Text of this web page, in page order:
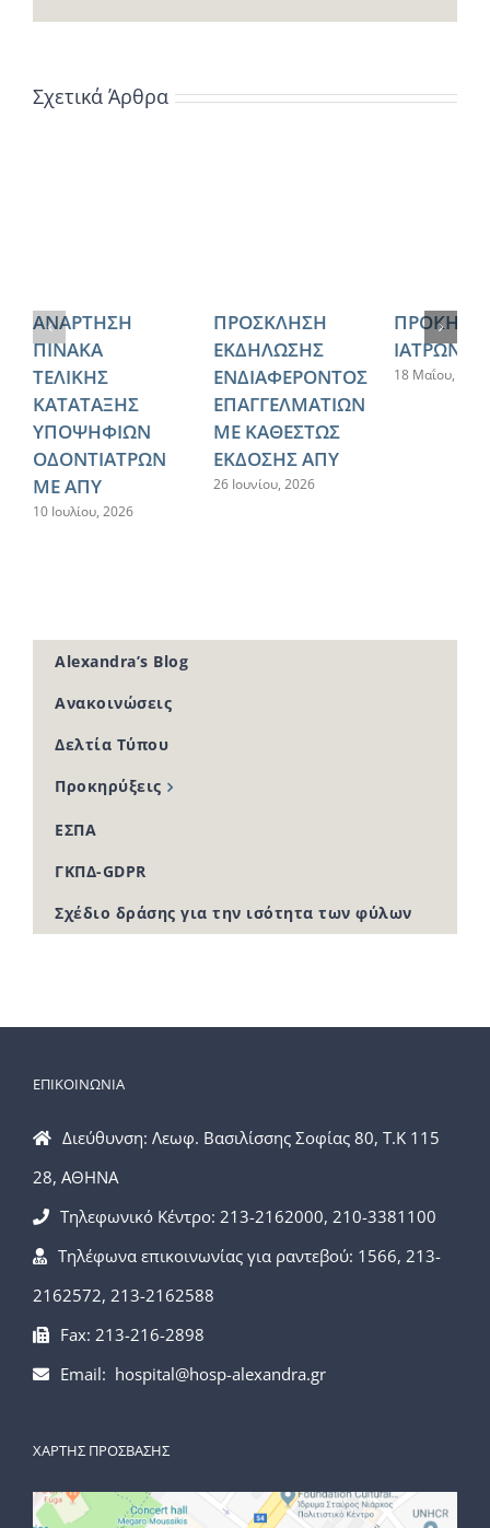
Σχετικά Άρθρα
ΑΝΑΡΤΗΣΗ
ΠΙΝΑΚΑ
ΤΕΛΙΚΗΣ
ΚΑΤΑΤΑΞΗΣ
ΥΠΟΨΗΦΙΩΝ
ΟΔΟΝΤΙΑΤΡΩΝ
ΜΕ ΑΠΥ
10 Ιουλίου, 2026
ΠΡΟΣΚΛΗΣΗ
ΕΚΔΗΛΩΣΗΣ
ΕΝΔΙΑΦΕΡΟΝΤΟΣ
ΕΠΑΓΓΕΛΜΑΤΙΩΝ
ΜΕ ΚΑΘΕΣΤΩΣ
ΕΚΔΟΣΗΣ ΑΠΥ
26 Ιουνίου, 2026
ΙΑΤΡΩΝ
18 Μαΐου, 2026
Alexandra’s Blog
Ανακοινώσεις
Δελτία Τύπου
Προκηρύξεις
ΕΣΠΑ
ΓΚΠΔ-GDPR
Σχέδιο δράσης για την ισότητα των φύλων
ΕΠΙΚΟΙΝΩΝΙΑ
Διεύθυνση: Λεωφ. Βασιλίσσης Σοφίας 80, Τ.Κ 115
28, ΑΘΗΝΑ
Τηλεφωνικό Κέντρο: 213-2162000, 210-3381100
Τηλέφωνα επικοινωνίας για ραντεβού: 1566, 213-
2162572, 213-2162588
Fax: 213-216-2898
Email: hospital@hosp-alexandra.gr
ΧΑΡΤΗΣ ΠΡΟΣΒΑΣΗΣ